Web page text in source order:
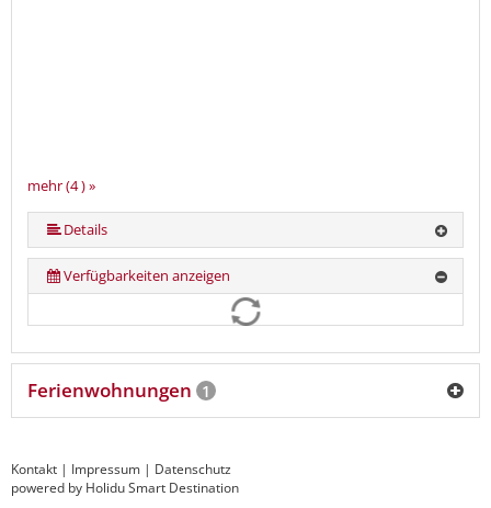
mehr (4 ) »
Details
Verfügbarkeiten anzeigen
Ferienwohnungen 1
Kontakt | Impressum | Datenschutz
powered by Holidu Smart Destination